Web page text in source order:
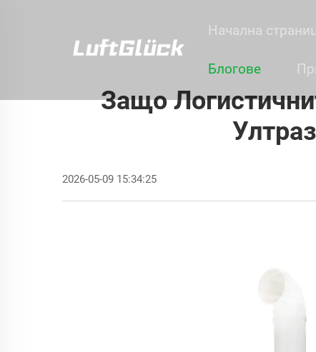
Начална
Блогове
Защо
2026-05-09 15:34:25